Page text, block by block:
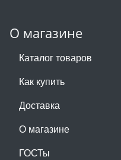
О магазине
Каталог товаров
Как купить
Доставка
О магазине
ГОСТы